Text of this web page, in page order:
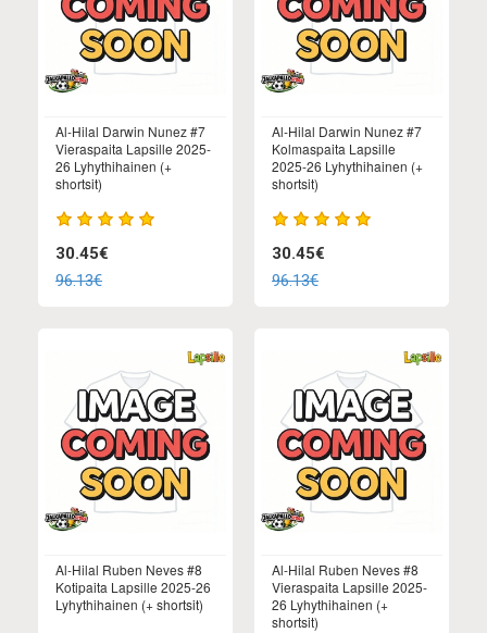
Al-Hilal Darwin Nunez #7
Vieraspaita Lapsille 2025-
26 Lyhythihainen (+
shortsit)
30.45€
96.13€
Al-Hilal Darwin Nunez #7
Kolmaspaita Lapsille
2025-26 Lyhythihainen (+
shortsit)
30.45€
96.13€
Al-Hilal Ruben Neves #8
Kotipaita Lapsille 2025-26
Lyhythihainen (+ shortsit)
Al-Hilal Ruben Neves #8
Vieraspaita Lapsille 2025-
26 Lyhythihainen (+
shortsit)